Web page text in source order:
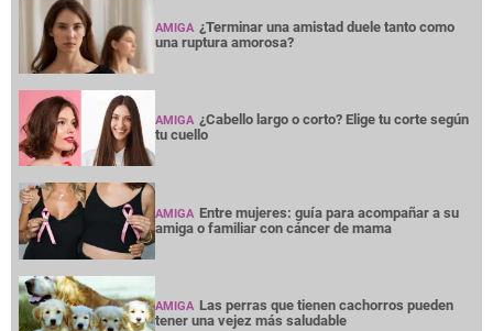
AMIGA ¿Terminar una amistad duele tanto como
una ruptura amorosa?
AMIGA ¿Cabello largo o corto? Elige tu corte según
tu cuello
AMIGA Entre mujeres: guía para acompañar a su
amiga o familiar con cáncer de mama
AMIGA Las perras que tienen cachorros pueden
tener una vejez más saludable